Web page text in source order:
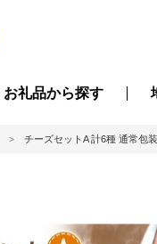
お礼品から探す
チーズセットA 計6種 通常包